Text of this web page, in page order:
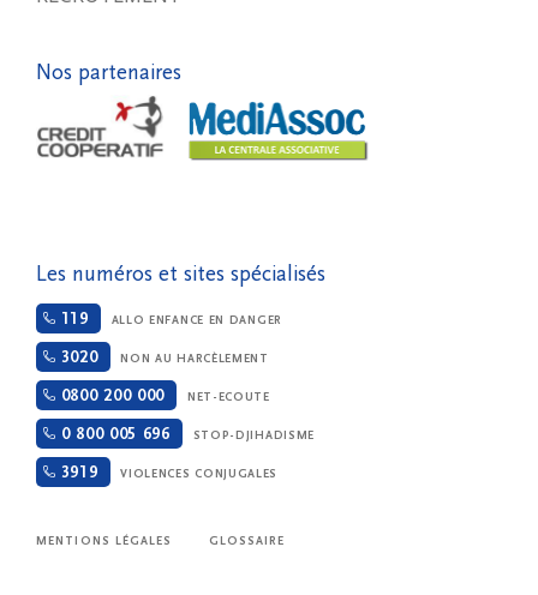
Nos partenaires
Les numéros et sites spécialisés
119 ALLO ENFANCE EN DANGER
3020 NON AU HARCÈLEMENT
0800 200 000 NET-ECOUTE
0 800 005 696 STOP-DJIHADISME
3919 VIOLENCES CONJUGALES
MENTIONS LÉGALES GLOSSAIRE